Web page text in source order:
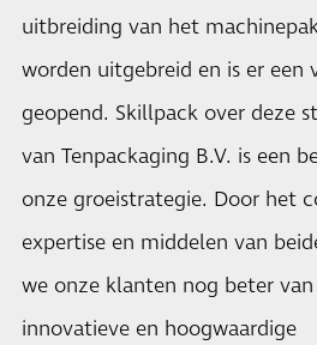
uitbreiding van het
worden uitgebreid en is er een
geopend. Skillpack over deze
van Tenpackaging B.V. is een
onze groeistrategie. Door het
expertise en middelen van
we onze klanten nog beter
innovatieve en hoogwaardige